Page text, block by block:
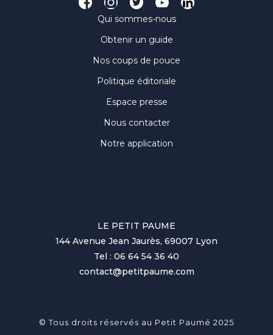
Qui sommes-nous
Obtenir un guide
Nos coups de pouce
Politique éditoriale
Espace presse
Nous contacter
Notre application
LE PETIT PAUME
144 Avenue Jean Jaurès, 69007 Lyon
Tel : 06 64 54 36 40
contact@petitpaume.com
© Tous droits réservés au Petit Paumé 2025